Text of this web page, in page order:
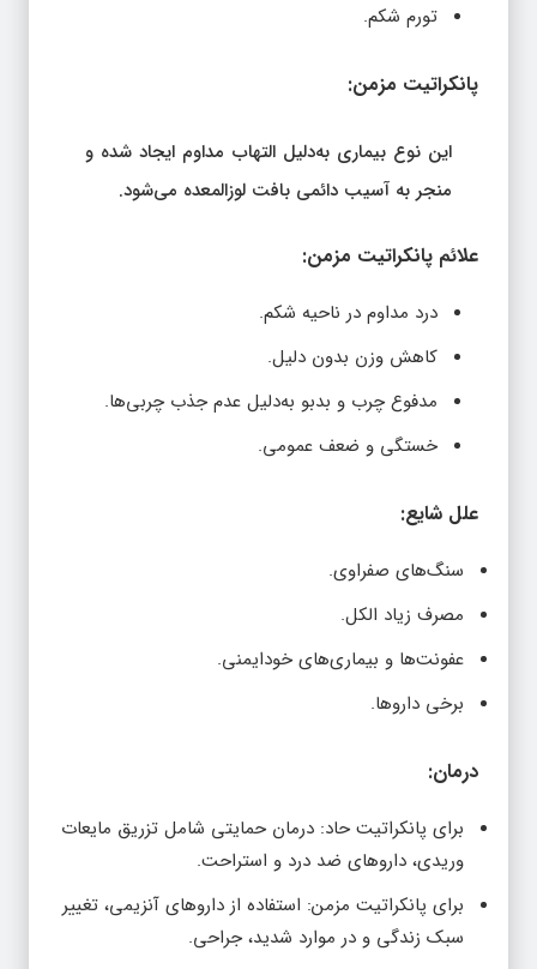
تورم شکم.
پانکراتیت مزمن:
این نوع بیماری به‌دلیل التهاب مداوم ایجاد شده و
منجر به آسیب دائمی بافت لوزالمعده می‌شود.
علائم پانکراتیت مزمن:
درد مداوم در ناحیه شکم.
کاهش وزن بدون دلیل.
مدفوع چرب و بدبو به‌دلیل عدم جذب چربی‌ها.
خستگی و ضعف عمومی.
علل شایع:
سنگ‌های صفراوی.
مصرف زیاد الکل.
عفونت‌ها و بیماری‌های خودایمنی.
برخی داروها.
درمان:
برای پانکراتیت حاد: درمان حمایتی شامل تزریق مایعات
وریدی، داروهای ضد درد و استراحت.
برای پانکراتیت مزمن: استفاده از داروهای آنزیمی، تغییر
سبک زندگی و در موارد شدید، جراحی.